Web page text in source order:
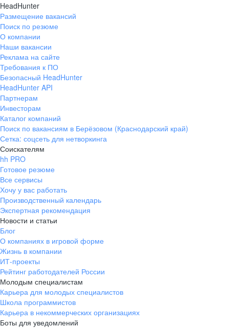
HeadHunter
Размещение вакансий
Поиск по резюме
О компании
Наши вакансии
Реклама на сайте
Требования к ПО
Безопасный HeadHunter
HeadHunter API
Партнерам
Инвесторам
Каталог компаний
Поиск по вакансиям в Берёзовом (Краснодарский край)
Сетка: соцсеть для нетворкинга
Соискателям
hh PRO
Готовое резюме
Все сервисы
Хочу у вас работать
Производственный календарь
Экспертная рекомендация
Новости и статьи
Блог
О компаниях в игровой форме
Жизнь в компании
ИТ-проекты
Рейтинг работодателей России
Молодым специалистам
Карьера для молодых специалистов
Школа программистов
Карьера в некоммерческих организациях
Боты для уведомлений